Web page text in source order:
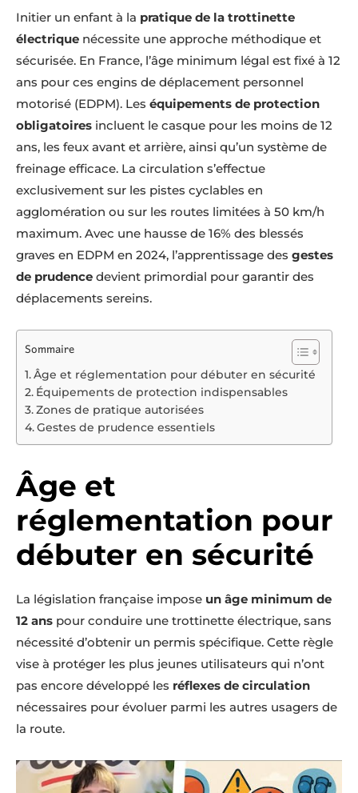
Initier un enfant à la pratique de la trottinette
électrique nécessite une approche méthodique et
sécurisée. En France, l’âge minimum légal est fixé à 12
ans pour ces engins de déplacement personnel
motorisé (EDPM). Les équipements de protection
obligatoires incluent le casque pour les moins de 12
ans, les feux avant et arrière, ainsi qu’un système de
freinage efficace. La circulation s’effectue
exclusivement sur les pistes cyclables en
agglomération ou sur les routes limitées à 50 km/h
maximum. Avec une hausse de 16% des blessés
graves en EDPM en 2024, l’apprentissage des gestes
de prudence devient primordial pour garantir des
déplacements sereins.
Sommaire
Âge et réglementation pour débuter en sécurité
Équipements de protection indispensables
Zones de pratique autorisées
Gestes de prudence essentiels
Âge et
réglementation pour
débuter en sécurité
La législation française impose un âge minimum de
12 ans pour conduire une trottinette électrique, sans
nécessité d’obtenir un permis spécifique. Cette règle
vise à protéger les plus jeunes utilisateurs qui n’ont
pas encore développé les réflexes de circulation
nécessaires pour évoluer parmi les autres usagers de
la route.